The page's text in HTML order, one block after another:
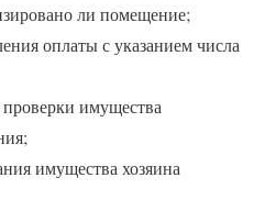
ли помещение;
оплаты с указанием числа
имущества
имущества хозяина